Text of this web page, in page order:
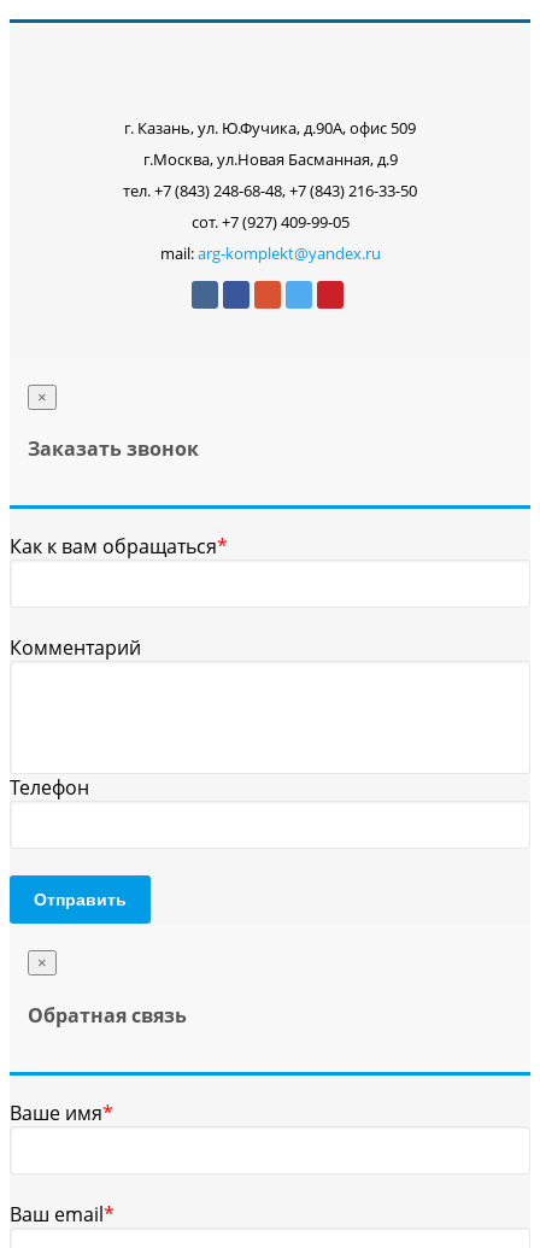
г. Казань, ул. Ю.Фучика, д.90А, офис 509
г.Москва, ул.Новая Басманная, д.9
тел. +7 (843) 248-68-48, +7 (843) 216-33-50
сот. +7 (927) 409-99-05
mail:arg-komplekt@yandex.ru
×
Заказать звонок
Как к вам обращаться*
Комментарий
Телефон
Отправить
×
Обратная связь
Ваше имя*
Ваш email*